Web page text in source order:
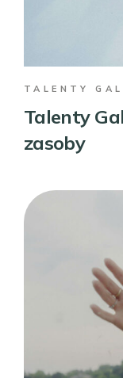
TALENTY
Talenty
zasoby